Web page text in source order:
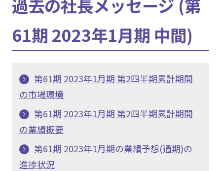
過去の社長メッセージ (第
61期 2023年1月期 中間)
第61期 2023年1月期 第2四半期累計期間
の市場環境
第61期 2023年1月期 第2四半期累計期間
の業績概要
第61期 2023年1月期の業績予想(通期)の
進捗状況